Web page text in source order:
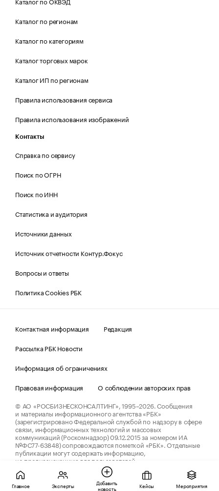
Каталог по регионам
Каталог по категориям
Каталог торговых марок
Каталог ИП по регионам
Правила использования сервиса
Правила использования изображений
Контакты
Справка по сервису
Поиск по ОГРН
Поиск по ИНН
Статистика и аудитория
Источники данных
Источник отчетности Контур.Фокус
Вопросы и ответы
Политика Cookies РБК
Контактная информация
Редакция
Рассылка РБК Новости
Информация об ограничениях
Правовая информация
О соблюдении авторских прав
© АО «РОСБИЗНЕСКОНСАЛТИНГ»,1995–2026.Сообщения
и материалы информационного агентства «РБК»
(зарегистрировано Федеральной службой по надзору в сфере
связи, информационных технологий и массовых
коммуникаций (Роскомнадзор) 09.12.2015 за номером ИА
№ФС77-63848) сопровождаются пометкой «РБК». Отдельные
публикации могут содержать информацию,
не предназначенную для пользователей
до 18 лет.
companycardsfeedback@rbc.ru
Главное Эксперты Добавить
новость Кейсы Мероприятия